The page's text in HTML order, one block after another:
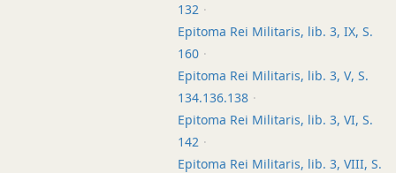
132
Epitoma Rei Militaris, lib. 3, IX, S.
160
Epitoma Rei Militaris, lib. 3, V, S.
134.136.138
Epitoma Rei Militaris, lib. 3, VI, S.
142
Epitoma Rei Militaris, lib. 3, VIII, S.